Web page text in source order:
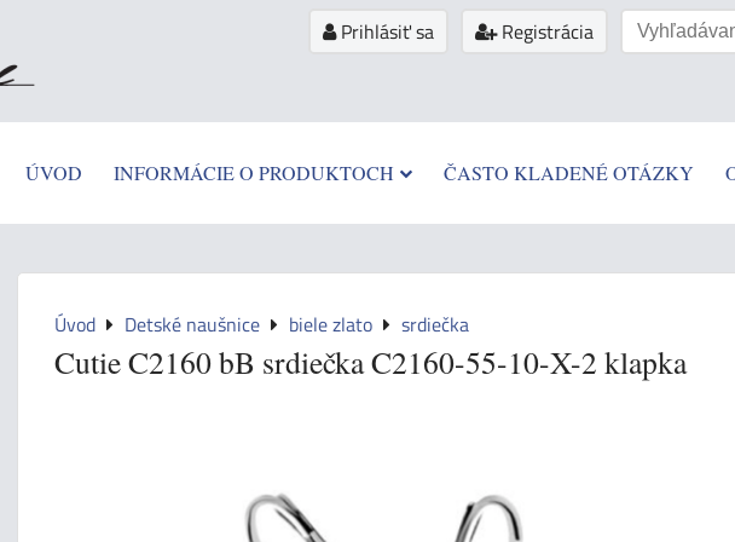
Prihlásiť sa Registrácia
ÚVOD INFORMÁCIE O PRODUKTOCH ČASTO KLADENÉ OTÁZKY
Úvod Detské naušnice biele zlato srdiečka
Cutie C2160 bB srdiečka C2160-55-10-X-2 klapka